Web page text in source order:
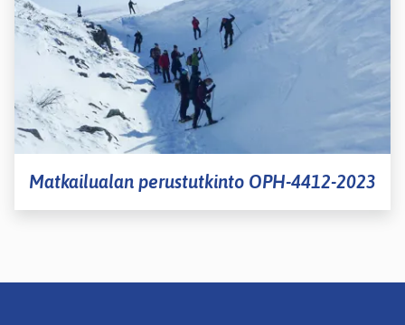
Matkailualan perustutkinto OPH-4412-2023